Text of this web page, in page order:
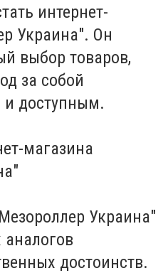
интернет-
Украина". Он
выбор товаров,
за собой
и доступным.
магазина
Украина"
аналогов
достоинств.